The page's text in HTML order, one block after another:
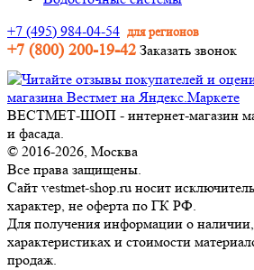
+7 (495) 984-04-54 для регионов
+7 (800) 200-19-42 Заказать звонок
ВЕСТМЕТ-ШОП - интернет-магазин
и фасада.
© 2016-2026, Москва
Все права защищены.
Сайт vestmet-shop.ru носит
характер, не оферта по ГК РФ.
Для получения информации о
характеристиках и стоимости
продаж.